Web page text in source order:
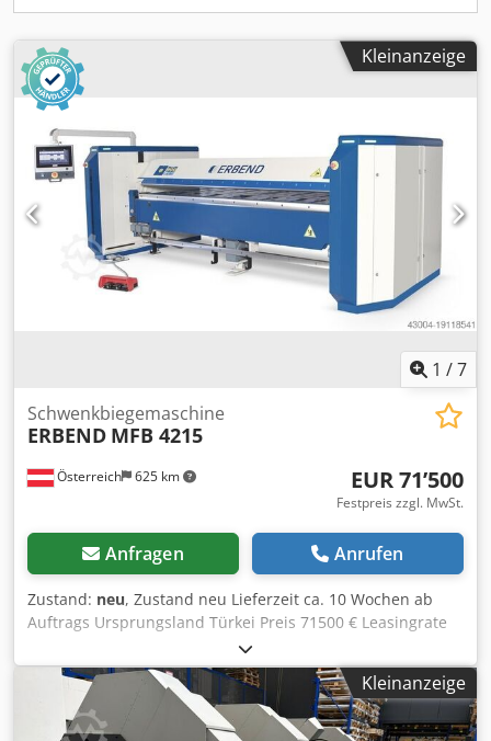
Kleinanzeige
1 /7
Österreich 625 km
Schwenkbiegemaschine
ERBEND MFB 4215
EUR 71’500
Festpreis zzgl. MwSt.
Anfragen Anrufen
Zustand: neu, Zustand neu Lieferzeit ca. 10 Wochen ab
Auftrags Ursprungsland Türkei Preis 71500 € Leasingrate
1351.35 € Biegelänge 4200 mm Blechstärke (420 N/mm²)
1.5 mm Max. Blechstärke - Edelstahl 1 mm Max.
Blechstärke - Aluminium 2 mm Antrieb Motorisch Länge
5450 mm Breite 2200 mm Höhe 1900 mm Gewicht 5350 kg
Kleinanzeige